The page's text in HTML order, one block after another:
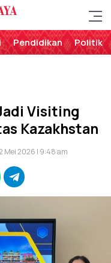
Pendidikan Politik
Visiting
Kazakhstan
Mei 2026 | 9:48 am